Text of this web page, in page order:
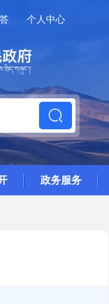
个人中心
政务服务